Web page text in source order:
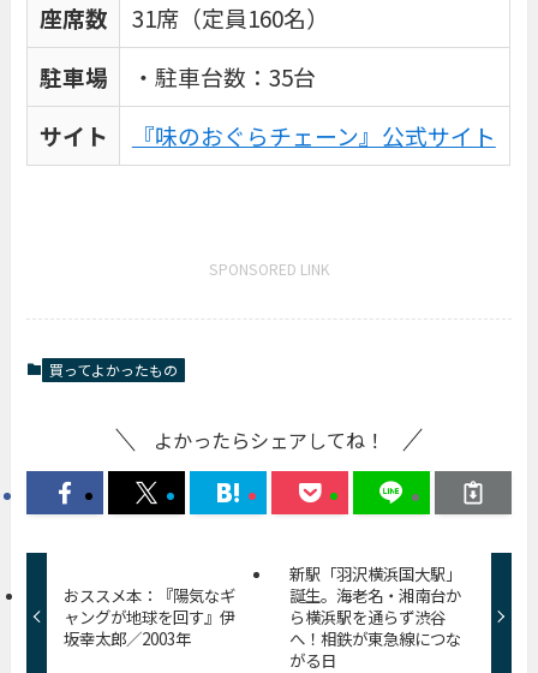
座席数
31席（定員160名）
駐車場
・駐車台数：35台
サイト
『味のおぐらチェーン』公式サイト
SPONSORED LINK
買ってよかったもの
よかったらシェアしてね！
おススメ本：『陽気なギ
ャングが地球を回す』伊
坂幸太郎／2003年
新駅「羽沢横浜国大駅」
誕生。海老名・湘南台か
ら横浜駅を通らず渋谷
へ！相鉄が東急線につな
がる日